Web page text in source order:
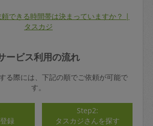
できる時間帯は決まっていますか？ |
タスカジ
ービス利用の流れ
る際には、下記の順でご依頼が可能で
す。
録
Step2:
タスカジさんを探す